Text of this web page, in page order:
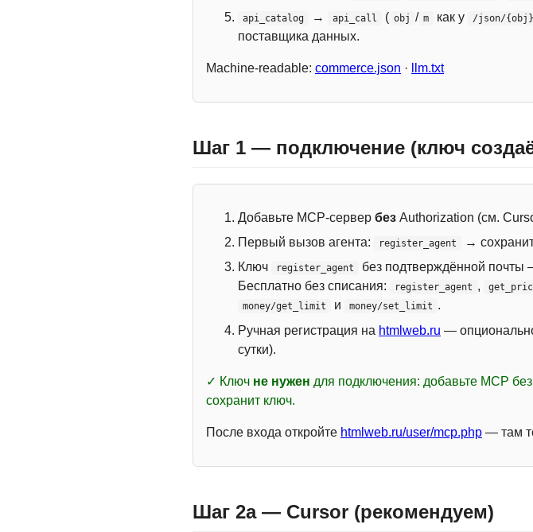
api_catalog → api_call ( obj / m как у /json/
поставщика данных.
Machine-readable: commerce.json · llm.txt
Шаг 1 — подключение (ключ
Добавьте MCP-сервер без Authorization (см.
Первый вызов агента:
register_agent →
Ключ
register_agent без подтверждённой почты
Бесплатно без списания:
register_agent ,
money/get_limit и money/set_limit .
Ручная регистрация на htmlweb.ru —
сутки).
✓ Ключ не нужен для подключения: добавьте MCP
сохранит ключ.
После входа откройте htmlweb.ru/user/mcp.php — там
Шаг 2a — Cursor (рекомендуем)